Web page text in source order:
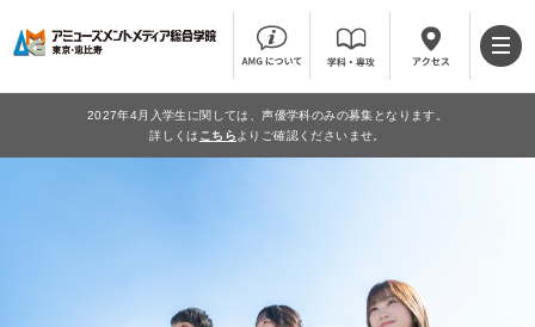
2027年4月入学生に関しては、声優学科のみの募集となります。
詳しくは こちら よりご確認くださいませ。